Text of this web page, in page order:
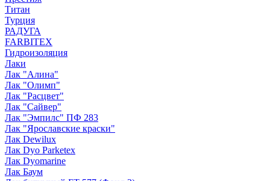
Титан
Турция
РАДУГА
FARBITEX
Гидроизоляция
Лаки
Лак "Алина"
Лак "Олимп"
Лак "Расцвет"
Лак "Сайвер"
Лак "Эмпилс" ПФ 283
Лак "Ярославские краски"
Лак Dewilux
Лак Dyo Parketex
Лак Dyomarine
Лак Баум